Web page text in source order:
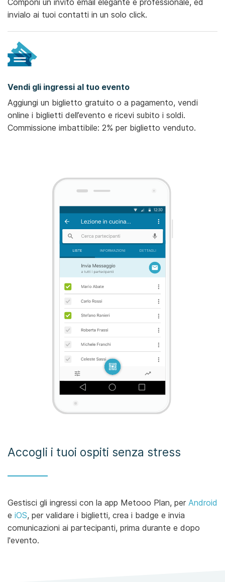
invialo ai tuoi contatti in un solo click.
Vendi gli ingressi al tuo evento
Aggiungi un biglietto gratuito o a pagamento, vendi
online i biglietti dell’evento e ricevi subito i soldi.
Commissione imbattibile: 2% per biglietto venduto.
Accogli i tuoi ospiti senza stress
Gestisci gli ingressi con la app Metooo Plan, per Android
e iOS, per validare i biglietti, crea i badge e invia
comunicazioni ai partecipanti, prima durante e dopo
l'evento.